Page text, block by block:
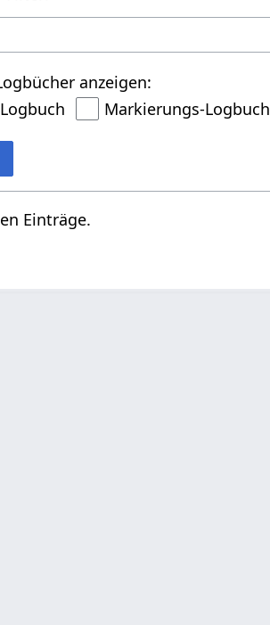
anzeigen:
Markierungs-Logbuch
Einträge.